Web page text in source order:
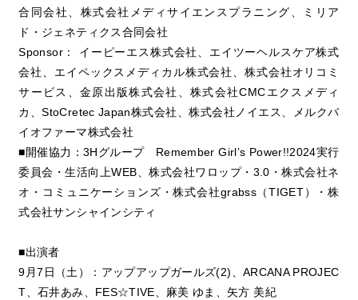
合同会社、株式会社メディサイエンスプラニング、ミリア
ド・ジェネティクス合同会社
Sponsor： イーピーエス株式会社、エイツーヘルスケア株式
会社、エイペックスメディカル株式会社、株式会社オリコミ
サービス、金原出版株式会社、株式会社CMCエクスメディ
カ、StoCretec Japan株式会社、株式会社ノイエス、メルクバ
イオファーマ株式会社
■開催協力：3Hグループ Remember Girl’s Power!!2024実行
委員会・生活向上WEB、株式会社ワロップ・3.0・株式会社ネ
オ・コミュニケーションズ・株式会社grabss（TIGET）・株
式会社サンシャインシティ
■出演者
9月7日（土）：アップアップガールズ(2)、ARCANA PROJEC
T、石井あみ、FES☆TIVE、麻美 ゆま、矢方 美紀